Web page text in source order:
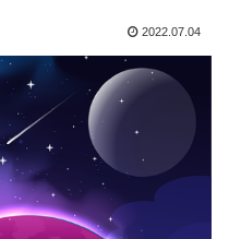
2022.07.04